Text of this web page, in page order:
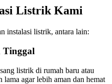
Listrik Kami
instalasi listrik, antara lain:
Tinggal
listrik di rumah baru atau
agar lebih aman dan hemat